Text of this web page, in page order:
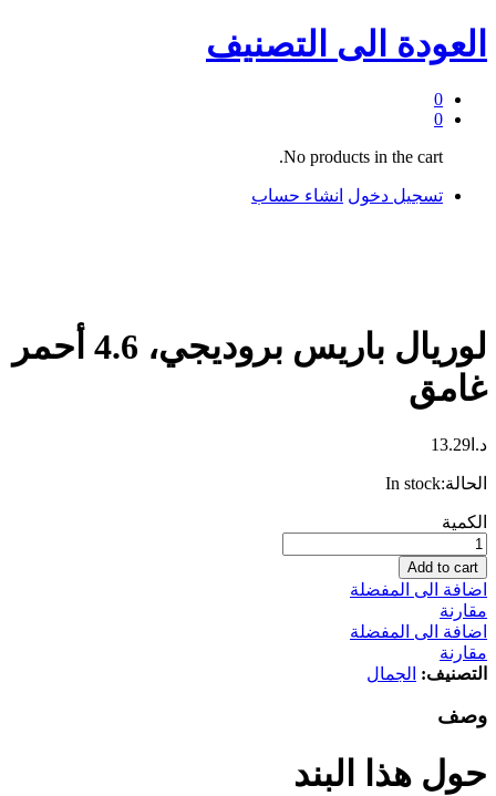
العودة الى التصنيف
0
0
No products in the cart.
تسجيل دخول انشاء حساب
لوريال باريس بروديجي، 4.6 أحمر
غامق
د.ا 13.29
الحالة:In stock
لوريال
باريس
بروديجي،
4.6
أحمر
غامق
كمية
الكمية
Add to cart
اضافة الى المفضلة
مقارنة
اضافة الى المفضلة
مقارنة
التصنيف: الجمال
وصف
حول هذا البند